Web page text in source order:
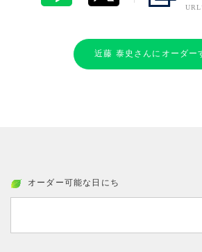
URL
近藤 泰史さんにオーダー
オーダー可能な日にち